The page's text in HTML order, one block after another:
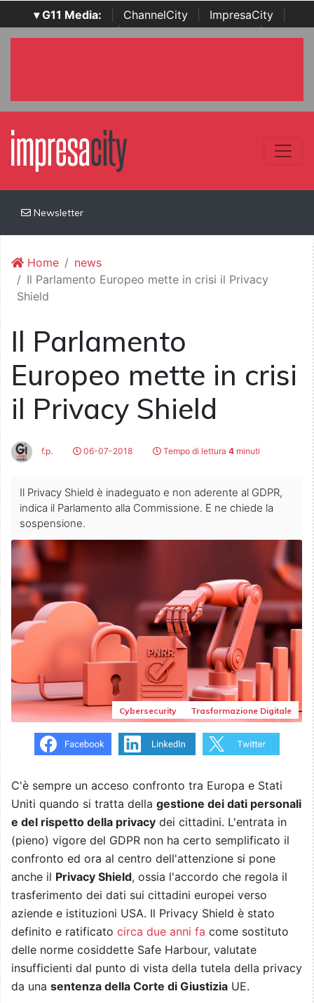
▾ G11 Media: ChannelCity ImpresaCity
SecurityOpenLab | Italian Channel Awards | Italian
Newsletter
Home
news
Il Parlamento Europeo mette in crisi il Privacy
Shield
Il Parlamento
Europeo mette in crisi
il Privacy Shield
f.p. 06-07-2018 Tempo di lettura 4 minuti
Il Privacy Shield è inadeguato e non aderente al GDPR,
indica il Parlamento alla Commissione. E ne chiede la
sospensione.
Cybersecurity Trasformazione Digitale
C'è sempre un acceso confronto tra Europa e Stati
Uniti quando si tratta della gestione dei dati personali
e del rispetto della privacy dei cittadini. L'entrata in
(pieno) vigore del GDPR non ha certo semplificato il
confronto ed ora al centro dell'attenzione si pone
anche il Privacy Shield, ossia l'accordo che regola il
trasferimento dei dati sui cittadini europei verso
aziende e istituzioni USA. Il Privacy Shield è stato
definito e ratificato circa due anni fa come sostituto
delle norme cosiddette Safe Harbour, valutate
insufficienti dal punto di vista della tutela della privacy
da una sentenza della Corte di Giustizia UE.